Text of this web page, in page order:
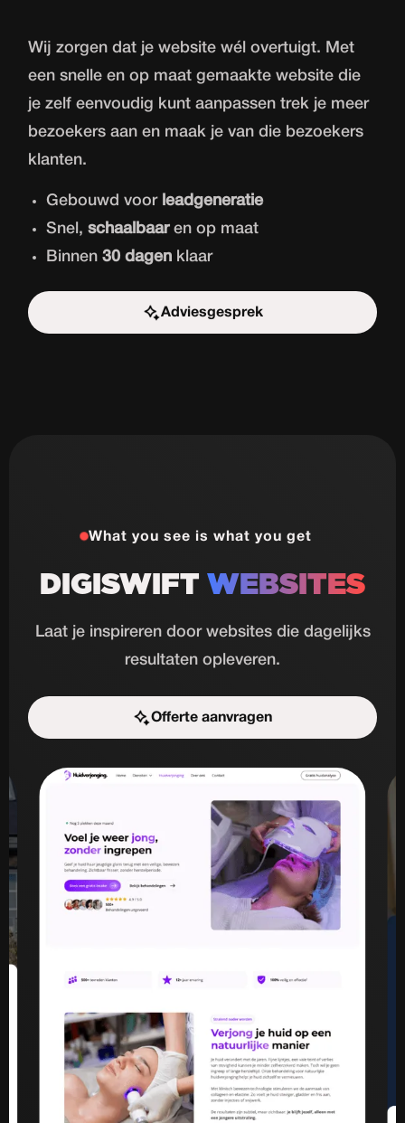
Wij zorgen dat je website wél overtuigt. Met
een snelle en op maat gemaaktewebsite die
je zelf eenvoudig kunt aanpassen trek je meer
bezoekers aan en maak je van die bezoekers
klanten.
Gebouwd voor leadgeneratie
Snel,schaalbaaren op maat
Binnen30 dagen klaar
Adviesgesprek
Start de uitdaging
What you see is what you get
DIGISWIFT WEBSITES
Laat je inspireren door websites die dagelijks
resultaten opleveren.
Offerte aanvragen
Start de uitdaging